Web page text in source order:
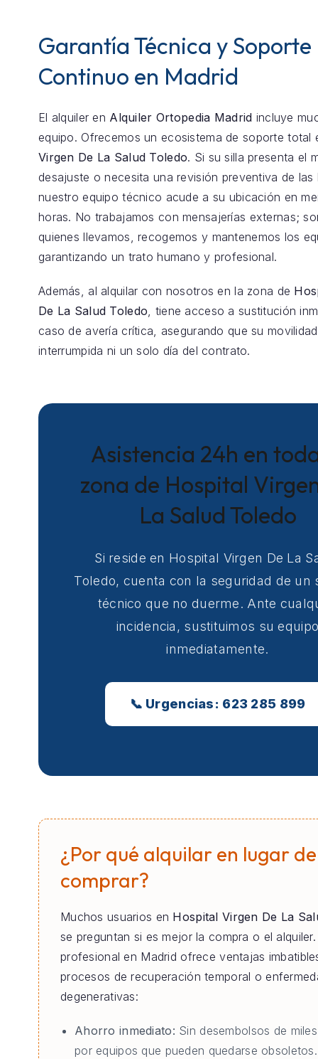
Garantía Técnica y Soporte
Continuo en Madrid
El alquiler en Alquiler Ortopedia Madrid incluye
equipo. Ofrecemos un ecosistema de soporte total
Virgen De La Salud Toledo. Si su silla presenta el
desajuste o necesita una revisión preventiva de las
nuestro equipo técnico acude a su ubicación en
horas. No trabajamos con mensajerías externas;
quienes llevamos, recogemos y mantenemos los
garantizando un trato humano y profesional.
Además, al alquilar con nosotros en la zona de
De La Salud Toledo, tiene acceso a sustitución
caso de avería crítica, asegurando que su
interrumpida ni un solo día del contrato.
Asistencia 24h en
zona de Hospital
La Salud Toledo
Si reside en Hospital Virgen De La
Toledo, cuenta con la seguridad de un
técnico que no duerme. Ante
incidencia, sustituimos su
inmediatamente.
📞 Urgencias: 623 285 899
¿Por qué alquilar en lugar de
comprar?
Muchos usuarios en Hospital Virgen De La
se preguntan si es mejor la compra o el alquiler.
profesional en Madrid ofrece ventajas
procesos de recuperación temporal o
degenerativas:
Ahorro inmediato: Sin desembolsos de
por equipos que pueden quedarse obsoletos.